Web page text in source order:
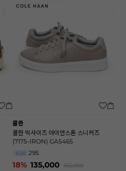
콜한
콜한 빅사이즈 아이언스톤 스니커즈
(7175-IRON) GA5465
SIZE 295
18% 135,000 165,000